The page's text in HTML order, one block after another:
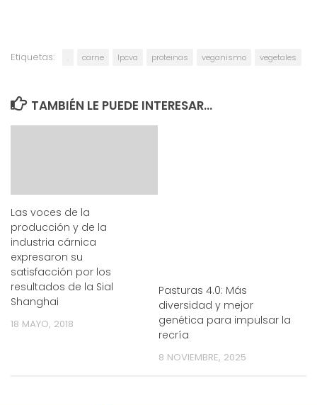
Etiquetas: . carne Ipcva proteinas veganismo vegetales
TAMBIÉN LE PUEDE INTERESAR...
Las voces de la
producción y de la
industria cárnica
expresaron su
satisfacción por los
resultados de la Sial
Shanghai
18 MAYO, 2018
Pasturas 4.0: Más
diversidad y mejor
genética para impulsar la
recría
8 NOVIEMBRE, 2025